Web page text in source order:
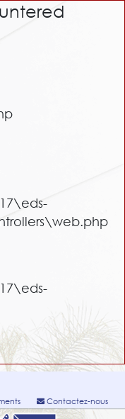
Contactez-nous